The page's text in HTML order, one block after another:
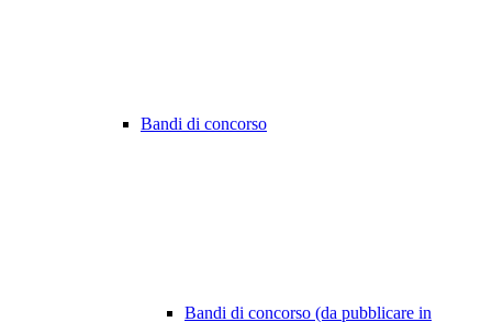
Bandi di concorso
Bandi di concorso (da pubblicare in